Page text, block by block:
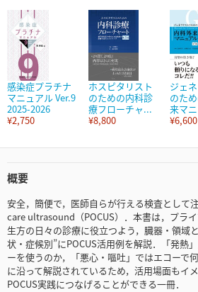
感染症プラチナ
マニュアル Ver.9
2025-2026
¥2,750
ホスピタリスト
のための内科診
療フローチャ...
¥8,800
ジェ
のた
来マ
¥6,600
概要
安全，簡便で，医師自らが行える検査として
care ultrasound（POCUS）．本書は，プラ
生方の日々の診療に役立つよう，臓器・領域
状・症候別”にPOCUS活用例を解説．「発熱
ーを使うのか，「悪心・嘔吐」ではエコーで
に沿って解説されているため，活用場面もイ
POCUS実践につなげることができる一冊．